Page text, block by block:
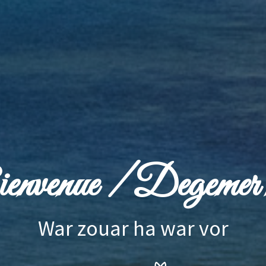
/ Degemer
War zouar ha war vor